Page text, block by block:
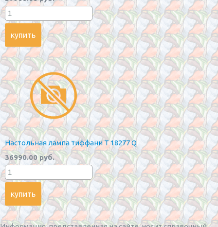
Настольная лампа тиффани T 18277 Q
36990.00 руб.